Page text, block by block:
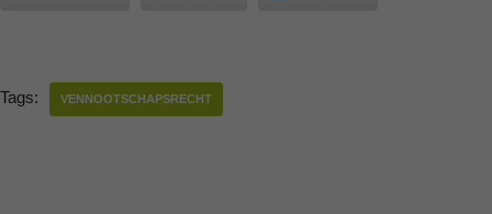
Tags: VENNOOTSCHAPSRECHT